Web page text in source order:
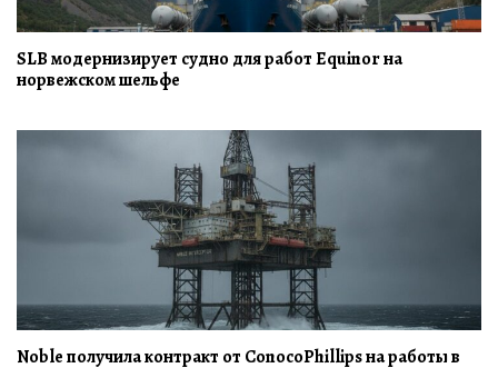
SLB модернизирует судно для работ Equinor на
норвежском шельфе
Noble получила контракт от ConocoPhillips на работы в